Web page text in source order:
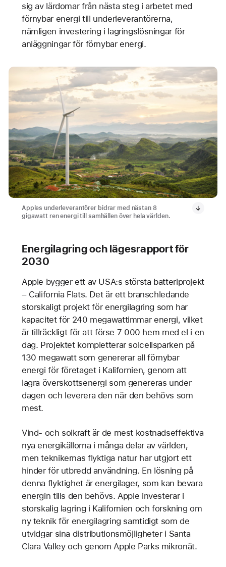
sig av lärdomar från nästa steg i arbetet med
förnybar energi till underleverantörerna,
nämligen investering i lagringslösningar för
anläggningar för förnybar energi.
Apples underleverantörer bidrar med nästan 8
gigawatt ren energi till samhällen över hela världen.
Energilagring och lägesrapport för
2030
Apple bygger ett av USA:s största batteriprojekt
– California Flats. Det är ett branschledande
storskaligt projekt för energilagring som har
kapacitet för 240 megawattimmar energi, vilket
är tillräckligt för att förse 7 000 hem med el i en
dag. Projektet kompletterar solcellsparken på
130 megawatt som genererar all förnybar
energi för företaget i Kalifornien, genom att
lagra överskottsenergi som genereras under
dagen och leverera den när den behövs som
mest.
Vind- och solkraft är de mest kostnadseffektiva
nya energikällorna i många delar av världen,
men teknikernas flyktiga natur har utgjort ett
hinder för utbredd användning. En lösning på
denna flyktighet är energilager, som kan bevara
energin tills den behövs. Apple investerar i
storskalig lagring i Kalifornien och forskning om
ny teknik för energilagring samtidigt som de
utvidgar sina distributionsmöjligheter i Santa
Clara Valley och genom Apple Parks mikronät.